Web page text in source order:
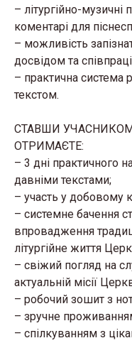
– літургійно-музичні
коментарі для
– можливість
досвідом та
– практична система
текстом.
СТАВШИ
ОТРИМАЄТЕ:
– 3 дні практичного
давніми текстами;
– участь у добовому
– системне бачення
впровадження
літургійне життя
– свіжий погляд на
актуальній місії
– робочий зошит з
– зручне
– спілкуванням з